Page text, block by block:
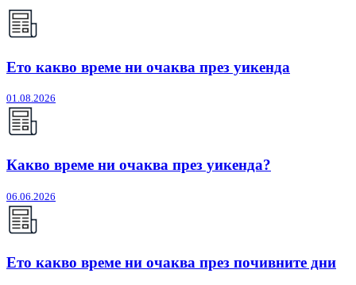
Ето какво време ни очаква през уикенда
01.08.2026
Какво време ни очаква през уикенда?
06.06.2026
Ето какво време ни очаква през почивните дни